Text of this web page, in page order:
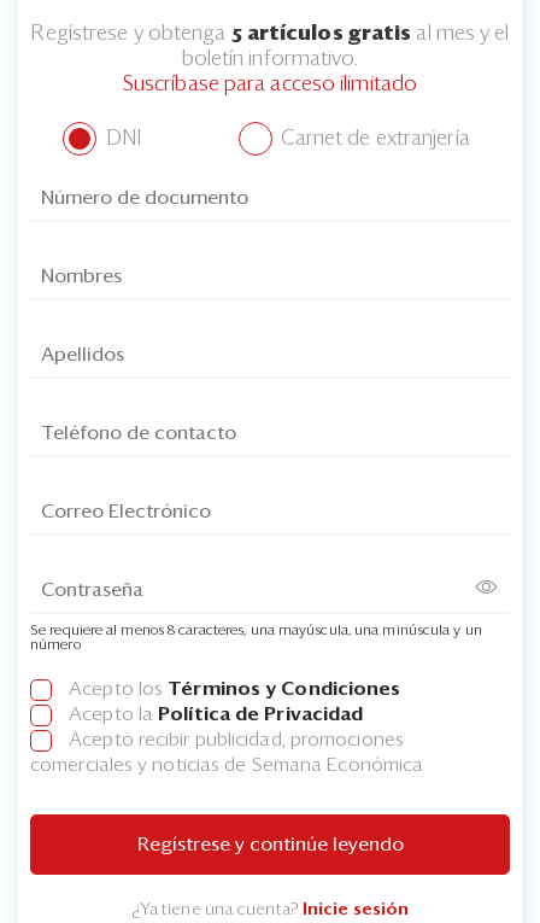
Regístrese y obtenga 5 artículos gratis al mes y el
boletín informativo.
Suscríbase para acceso ilimitado
DNI Carnet de extranjería
Se requiere al menos 8 caracteres, una mayúscula, una minúscula y un
número
Acepto los Términos y Condiciones
Acepto la Política de Privacidad
Acepto recibir publicidad, promociones
comerciales y noticias de Semana Económica
Regístrese y continúe leyendo
¿Ya tiene una cuenta? Inicie sesión